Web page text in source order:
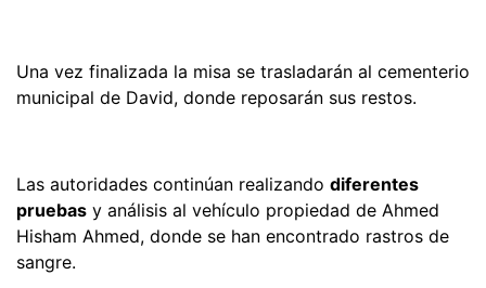
Una vez finalizada la misa se trasladarán al cementerio
municipal de David, donde reposarán sus restos.
Las autoridades continúan realizando diferentes
pruebas y análisis al vehículo propiedad de Ahmed
Hisham Ahmed, donde se han encontrado rastros de
sangre.